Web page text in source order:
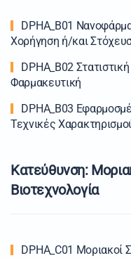
DPHA_B01
Xορήγηση ή/και
DPHA_B02
Φαρμακευτική
DPHA_B03
Τεχνικές
Κατεύθυνση:
Βιοτεχνολογία
DPHA_C01